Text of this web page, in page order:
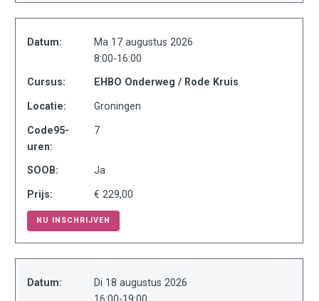
Datum:
Ma 17 augustus 2026
8:00-16:00
Cursus: EHBO Onderweg / Rode Kruis
Locatie: Groningen
Code95-
uren:
7
SOOB: Ja
Prijs: € 229,00
NU INSCHRIJVEN
Datum:
Di 18 augustus 2026
16:00-19:00